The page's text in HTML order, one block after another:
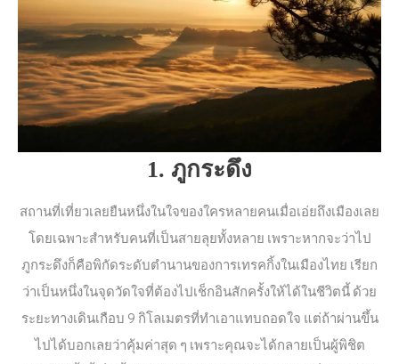
1. ภูกระดึง
สถานที่เที่ยวเลยยืนหนึ่งในใจของใครหลายคนเมื่อเอ่ยถึงเมืองเลย
โดยเฉพาะสำหรับคนที่เป็นสายลุยทั้งหลาย เพราะหากจะว่าไป
ภูกระดึงก็คือพิกัดระดับตำนานของการเทรคกิ้งในเมืองไทย เรียก
ว่าเป็นหนึ่งในจุดวัดใจที่ต้องไปเช็กอินสักครั้งให้ได้ในชีวิตนี้ ด้วย
ระยะทางเดินเกือบ 9 กิโลเมตรที่ทำเอาแทบถอดใจ แต่ถ้าผ่านขึ้น
ไปได้บอกเลยว่าคุ้มค่าสุด ๆ เพราะคุณจะได้กลายเป็นผู้พิชิต